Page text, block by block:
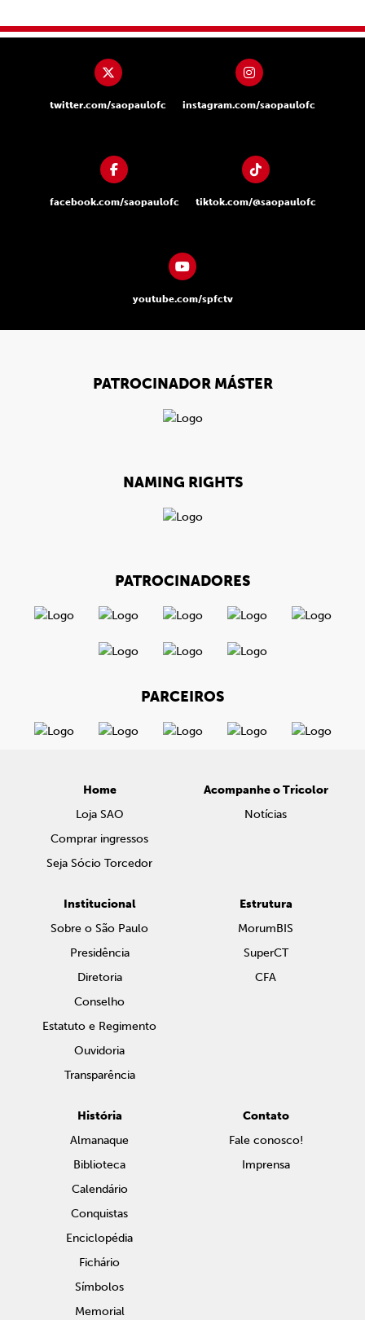
twitter.com/saopaulofc instagram.com/saopaulofc
facebook.com/saopaulofc tiktok.com/@saopaulofc
youtube.com/spfctv
PATROCINADOR MÁSTER
NAMING RIGHTS
PATROCINADORES
PARCEIROS
Home
Loja SAO
Comprar ingressos
Seja Sócio Torcedor
Acompanhe o Tricolor
Notícias
Institucional
Sobre o São Paulo
Presidência
Diretoria
Conselho
Estatuto e Regimento
Ouvidoria
Transparência
Estrutura
MorumBIS
SuperCT
CFA
História
Almanaque
Biblioteca
Calendário
Conquistas
Enciclopédia
Fichário
Símbolos
Memorial
Contato
Fale conosco!
Imprensa